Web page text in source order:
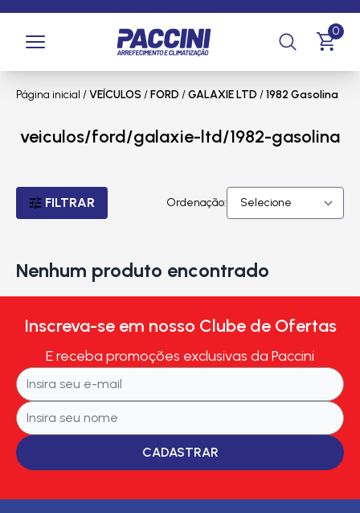
0
Página inicial /VEÍCULOS /FORD /GALAXIE LTD /1982 Gasolina
veiculos/ford/galaxie-ltd/1982-gasolina
FILTRAR Ordenação:
Nenhum produto encontrado
Inscreva-se em nosso Clube de Ofertas
E receba promoções exclusivas da Paccini
CADASTRAR